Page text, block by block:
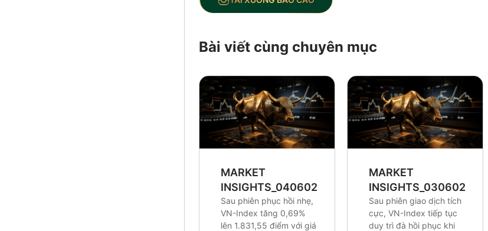
Bài viết cùng chuyên mục
MARKET
INSIGHTS_0406026
Sau phiên phục hồi nhẹ,
VN-Index tăng 0,69%
lên 1.831,55 điểm với giá
MARKET
INSIGHTS_0306026
Sau phiên giao dịch tích
cực, VN-Index tiếp tục
duy trì đà hồi phục khi